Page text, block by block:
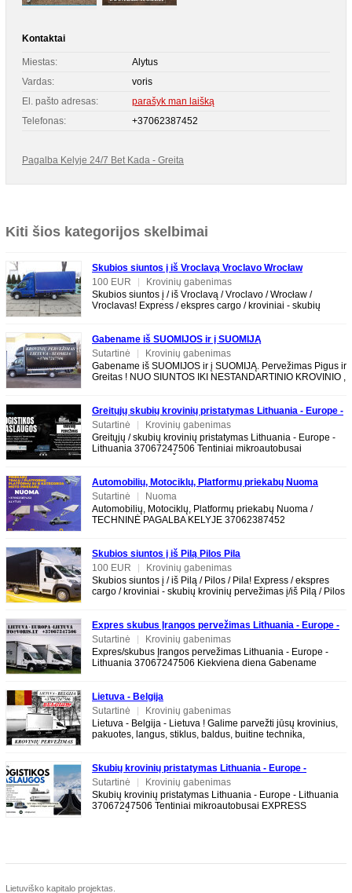
Kontaktai
Miestas:
Alytus
Vardas:
voris
El. pašto adresas:
parašyk man laišką
Telefonas:
+37062387452
Pagalba Kelyje 24/7 Bet Kada - Greita
Kiti šios kategorijos skelbimai
Skubios siuntos į iš Vroclavą Vroclavo Wrocław
Vroclavas
100 EUR
Krovinių gabenimas
Skubios siuntos į / iš Vroclavą / Vroclavo / Wrocław /
Vroclavas! Express / ekspres cargo / kroviniai - skubių
Gabename iš SUOMIJOS ir į SUOMIJĄ
Sutartinė
Krovinių gabenimas
Gabename iš SUOMIJOS ir į SUOMIJĄ. Pervežimas Pigus ir
Greitas ! NUO SIUNTOS IKI NESTANDARTINIO KROVINIO ,
Greitųjų skubių krovinių pristatymas Lithuania - Europe -
Lithuania 37067247506
Sutartinė
Krovinių gabenimas
Greitųjų / skubių krovinių pristatymas Lithuania - Europe -
Lithuania 37067247506 Tentiniai mikroautobusai
Automobilių, Motociklų, Platformų priekabų Nuoma
TECHNINĖ PAGALBA KELYJE 37062387452
Sutartinė
Nuoma
Automobilių, Motociklų, Platformų priekabų Nuoma /
TECHNINĖ PAGALBA KELYJE 37062387452
Skubios siuntos į iš Pilą Pilos Pila
100 EUR
Krovinių gabenimas
Skubios siuntos į / iš Pilą / Pilos / Pila! Express / ekspres
cargo / kroviniai - skubių krovinių pervežimas į/iš Pilą / Pilos
Expres skubus Įrangos pervežimas Lithuania - Europe -
Lithuania 37067247506
Sutartinė
Krovinių gabenimas
Expres/skubus Įrangos pervežimas Lithuania - Europe -
Lithuania 37067247506 Kiekviena diena Gabename
Lietuva - Belgija
Sutartinė
Krovinių gabenimas
Lietuva - Belgija - Lietuva ! Galime parvežti jūsų krovinius,
pakuotes, langus, stiklus, baldus, buitine technika,
Skubių krovinių pristatymas Lithuania - Europe -
Lithuania 37067247506
Sutartinė
Krovinių gabenimas
Skubių krovinių pristatymas Lithuania - Europe - Lithuania
37067247506 Tentiniai mikroautobusai EXPRESS
Lietuviško kapitalo projektas.